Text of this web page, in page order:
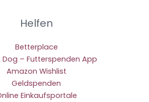
Helfen
Betterplace
Dog – Futterspenden App
Amazon Wishlist
Geldspenden
Einkaufsportale